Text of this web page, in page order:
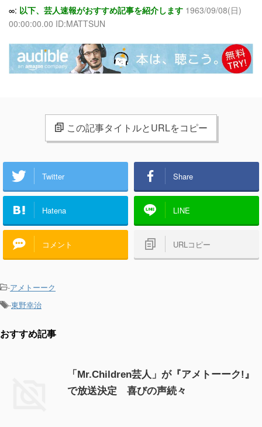
∞: 以下、芸人速報がおすすめ記事を紹介します 1963/09/08(日)
00:00:00.00 ID:MATTSUN
この記事タイトルとURLをコピー
Twitter Share
Hatena LINE
コメント URLコピー
-アメトーーク
-東野幸治
おすすめ記事
「Mr.Children芸人」が『アメトーーク!』
で放送決定 喜びの声続々